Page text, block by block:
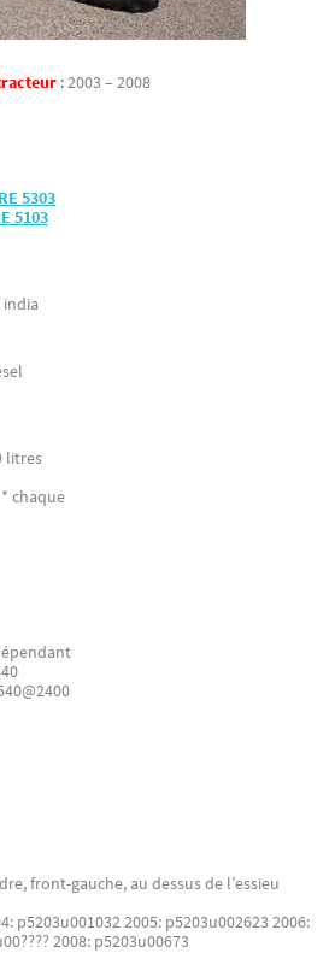
:2003 – 2008
5303
5103
india
litres
chaque
front-gauche, au dessus de l’essieu
p5203u001032 2005: p5203u002623 2006:
2008: p5203u00673